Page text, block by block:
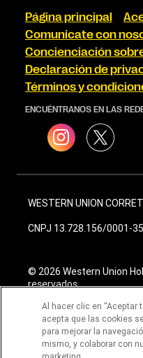
Página principal
Comunícate con
Concienciación
Declaración de
Términos y
ENCUÉNTRANOS EN LAS
WESTERN UNION
CNPJ 13.728.156/0001-35
© 2026 Western Union
reservados
Al hacer clic en “Aceptar
acepta que las cookies
para mejorar la
mismo, y colaborar con